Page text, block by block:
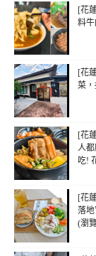
[花
料
[花
菜
[花
人
吃!
[花
落
(瀏